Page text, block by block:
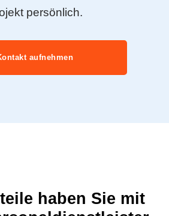
persönlich.
aufnehmen
haben Sie mit